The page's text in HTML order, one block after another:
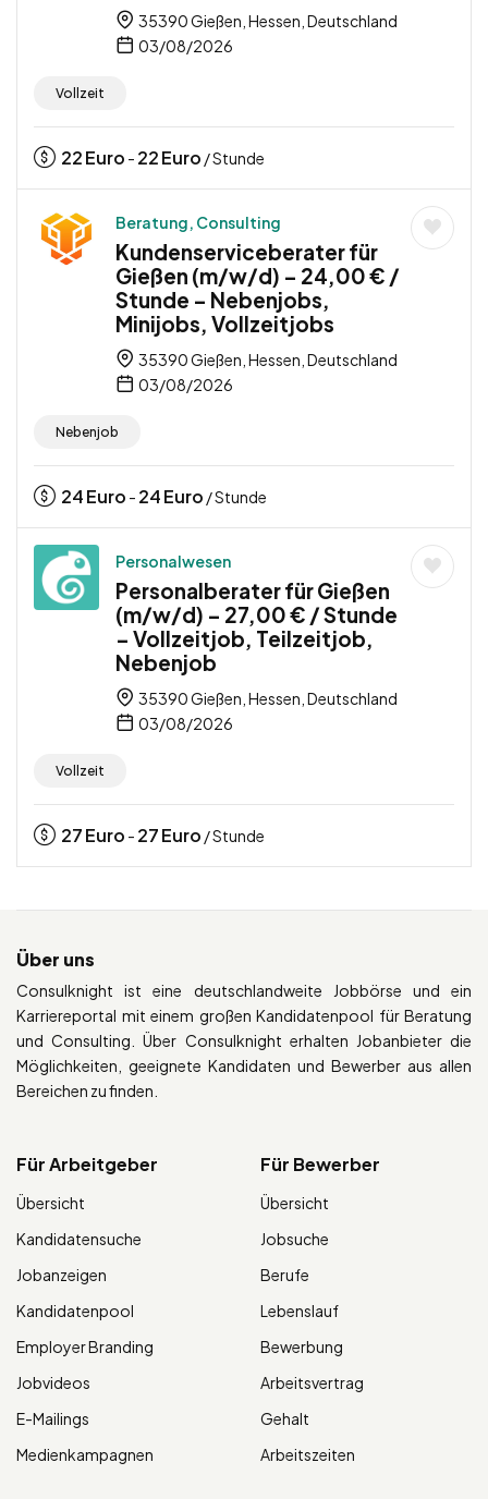
35390 Gießen, Hessen, Deutschland
03/08/2026
Vollzeit
22Euro - 22Euro / Stunde
Beratung, Consulting
Kundenserviceberater für
Gießen (m/w/d) – 24,00 € /
Stunde – Nebenjobs,
Minijobs, Vollzeitjobs
35390 Gießen, Hessen, Deutschland
03/08/2026
Nebenjob
24Euro - 24Euro / Stunde
Personalwesen
Personalberater für Gießen
(m/w/d) – 27,00 € / Stunde
– Vollzeitjob, Teilzeitjob,
Nebenjob
35390 Gießen, Hessen, Deutschland
03/08/2026
Vollzeit
27Euro - 27Euro / Stunde
Über uns
Consulknight ist eine deutschlandweite Jobbörse und ein
Karriereportal mit einem großen Kandidatenpool für Beratung
und Consulting. Über Consulknight erhalten Jobanbieter die
Möglichkeiten, geeignete Kandidaten und Bewerber aus allen
Bereichen zu finden.
Für Arbeitgeber
Übersicht
Kandidatensuche
Jobanzeigen
Kandidatenpool
Employer Branding
Jobvideos
E-Mailings
Medienkampagnen
Für Bewerber
Übersicht
Jobsuche
Berufe
Lebenslauf
Bewerbung
Arbeitsvertrag
Gehalt
Arbeitszeiten